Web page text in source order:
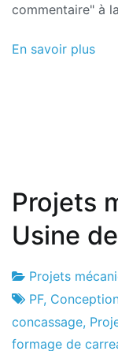
commentaire" à
En savoir plus
Projets
Usine
Usine
de
projets
10
le
novembre
Projets
PF,
concassage,
formage de